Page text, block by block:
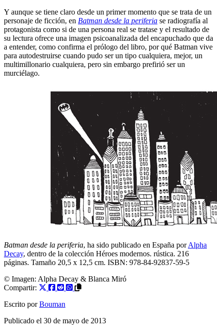
Y aunque se tiene claro desde un primer momento que se trata de un
personaje de ficción, en Batman desde la periferia se radiografía al
protagonista como si de una persona real se tratase y el resultado de
su lectura ofrece una imagen psicoanalizada del encapuchado que da
a entender, como confirma el prólogo del libro, por qué Batman vive
para autodestruirse cuando pudo ser un tipo cualquiera, mejor, un
multimillonario cualquiera, pero sin embargo prefirió ser un
murciélago.
Batman desde la periferia, ha sido publicado en España porAlpha
Decay, dentro de la colección Héroes modernos. rústica. 216
páginas. Tamaño 20,5 x 12,5 cm. ISBN: 978-84-92837-59-5
© Imagen: Alpha Decay & Blanca Miró
Compartir:
Escrito por Bouman
Publicado el 30 de mayo de 2013